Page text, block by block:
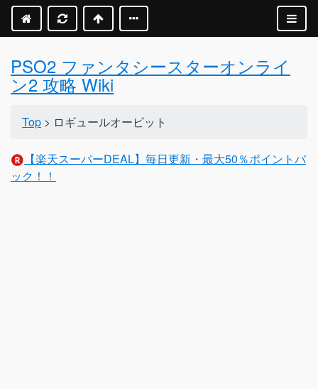
PSO2 ファンタシースターオンライ
ン2 攻略 Wiki
Top > ロギュールオービット
【楽天スーパーDEAL】毎日更新・最大50％ポイントバ
ック！！